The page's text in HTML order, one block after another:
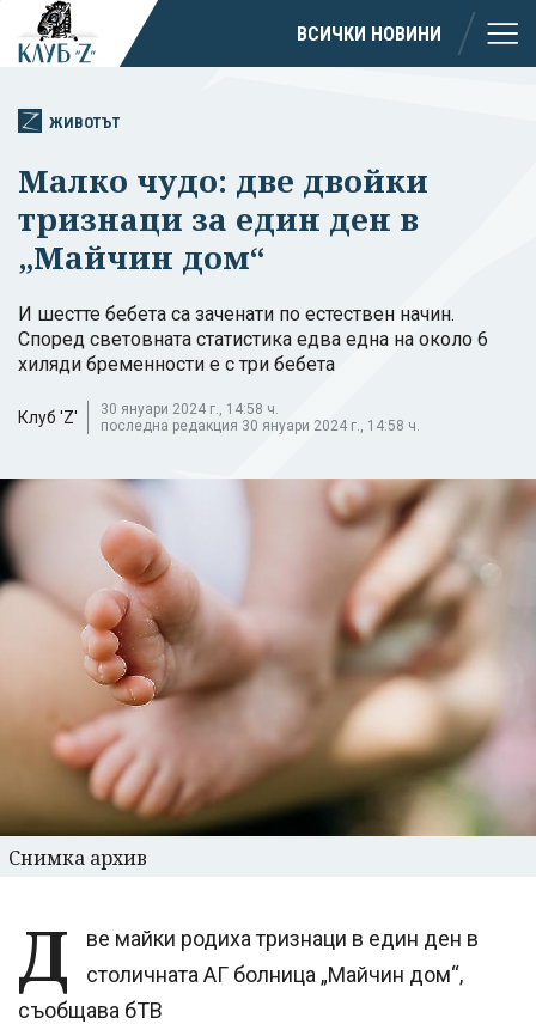
ВСИЧКИ НОВИНИ
ЖИВОТЪТ
Малко чудо: две двойки
тризнаци за един ден в
„Майчин дом“
И шестте бебета са заченати по естествен начин.
Според световната статистика едва една на около 6
хиляди бременности е с три бебета
Клуб 'Z'
30 януари 2024 г., 14:58 ч.
последна редакция 30 януари 2024 г., 14:58 ч.
Снимка архив
Д
ве майки родиха тризнаци в един ден в
столичната АГ болница „Майчин дом“,
съобщава бТВ